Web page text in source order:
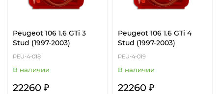
Peugeot 106 1.6 GTi 3
Stud (1997-2003)
PEU-4-018
В наличии
22260 ₽
Peugeot 106 1.6 GTi 4
Stud (1997-2003)
PEU-4-019
В наличии
22260 ₽